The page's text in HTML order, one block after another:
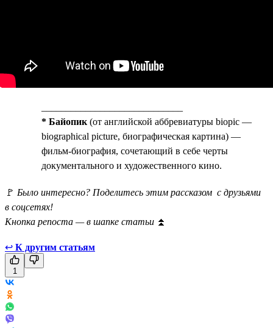
* Байопик (от английской аббревиатуры biopic —
biographical picture, биографическая картина) —
фильм-биография, сочетающий в себе черты
документального и художественного кино.
🚩 Было интересно? Поделитесь этим рассказом с друзьями
в соцсетях!
Кнопка репоста — в шапке статьи ⏫
↩ К другим статьям
1